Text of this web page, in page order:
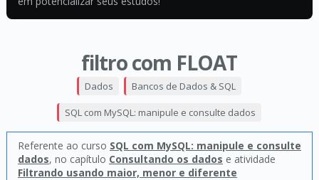
filtro com FLOAT
Dados Bancos de Dados & SQL
SQL com MySQL: manipule e consulte dados
Referente ao curso SQL com MySQL: manipule e consulte
dados, no capítulo Consultando os dados e atividade
Filtrando usando maior, menor e diferente